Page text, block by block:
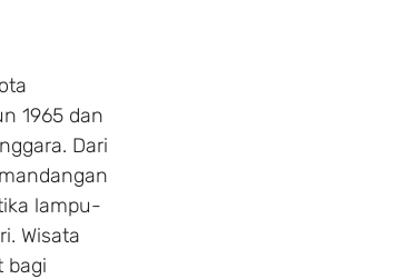
1965 dan
Dari
lampu-
Wisata
bagi